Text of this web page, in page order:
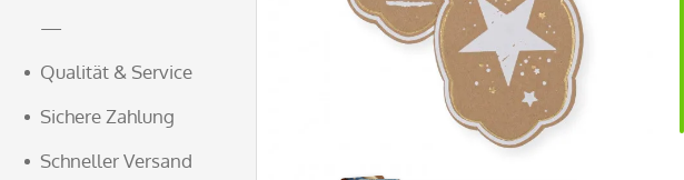
—
Qualität & Service
Sichere Zahlung
Schneller Versand